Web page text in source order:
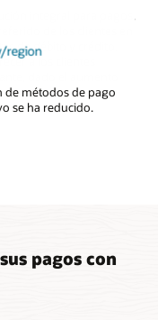
region
integral para pagos,
de los clientes en
de débito y crédito,
a los clientes
dado el aumento
de métodos de pago
se ha reducido.
pagos con